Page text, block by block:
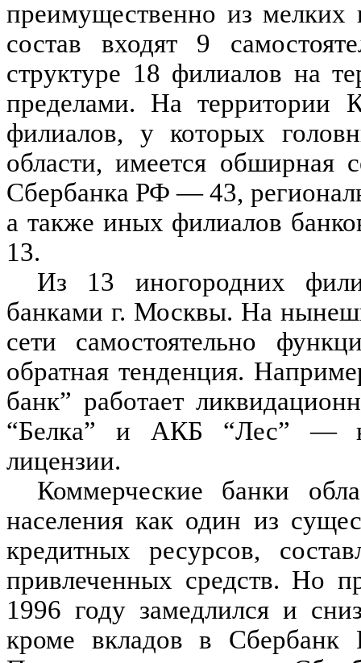
преимущественно из
состав входят 9
структуре 18 филиалов на
пределами. На территории
филиалов, у которых
области, имеется обширная
Сбербанка РФ — 43,
а также иных филиалов
13.
Из 13 иногородних
банками г. Москвы. На
сети самостоятельно
обратная тенденция.
банк” работает
“Белка” и АКБ “Лес” —
лицензии.
Коммерческие банки
населения как один из
кредитных ресурсов,
привлеченных средств. Но
1996 году замедлился и
кроме вкладов в Сбербанк